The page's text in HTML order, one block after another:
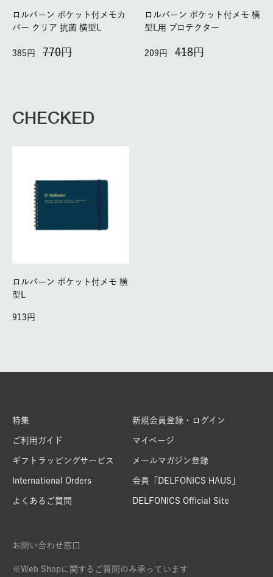
ロルバーン ポケット付メモカ
バー クリア 抗菌 横型L
770
385
ロルバーン ポケット付メモ 横
型L用 プロテクター
418
209
CHECKED
ロルバーン ポケット付メモ 横
型L
913
特集
ご利用ガイド
ギフトラッピングサービス
International Orders
よくあるご質問
新規会員登録・ログイン
マイページ
メールマガジン登録
会員「DELFONICS HAUS」
DELFONICS Official Site
お問い合わせ窓口
※Web Shopに関するご質問のみ承っています